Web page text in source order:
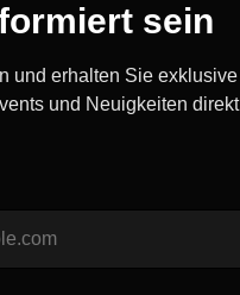
sein
und erhalten Sie
und Neuigkeiten